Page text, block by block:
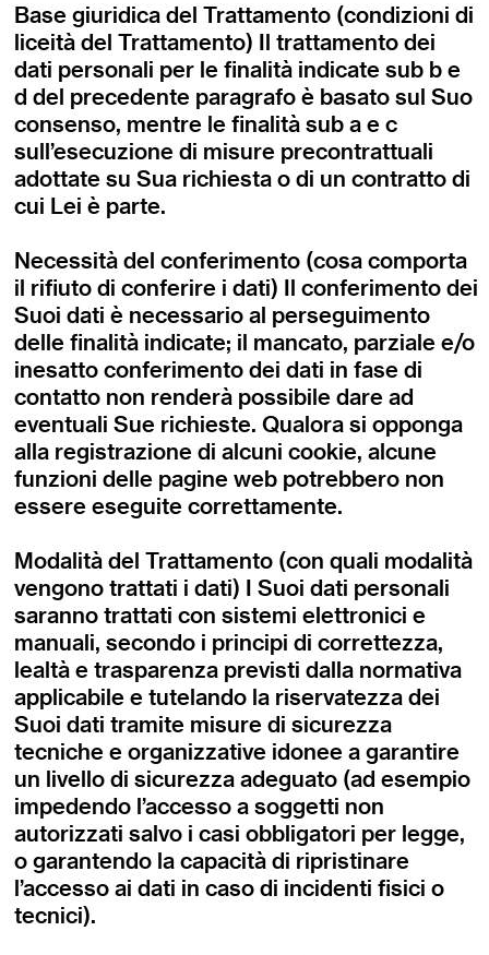
Base giuridica del Trattamento (condizioni di
liceità del Trattamento) Il trattamento dei
dati personali per le finalità indicate sub b e
d del precedente paragrafo è basato sul Suo
consenso, mentre le finalità sub a e c
sull’esecuzione di misure precontrattuali
adottate su Sua richiesta o di un contratto di
cui Lei è parte.
Necessità del conferimento (cosa comporta
il rifiuto di conferire i dati) Il conferimento dei
Suoi dati è necessario al perseguimento
delle finalità indicate; il mancato, parziale e/o
inesatto conferimento dei dati in fase di
contatto non renderà possibile dare ad
eventuali Sue richieste. Qualora si opponga
alla registrazione di alcuni cookie, alcune
funzioni delle pagine web potrebbero non
essere eseguite correttamente.
Modalità del Trattamento (con quali modalità
vengono trattati i dati) I Suoi dati personali
saranno trattati con sistemi elettronici e
manuali, secondo i principi di correttezza,
lealtà e trasparenza previsti dalla normativa
applicabile e tutelando la riservatezza dei
Suoi dati tramite misure di sicurezza
tecniche e organizzative idonee a garantire
un livello di sicurezza adeguato (ad esempio
impedendo l’accesso a soggetti non
autorizzati salvo i casi obbligatori per legge,
o garantendo la capacità di ripristinare
l’accesso ai dati in caso di incidenti fisici o
tecnici).